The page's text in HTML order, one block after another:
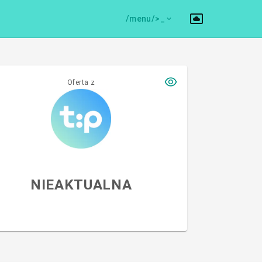
/menu/>
Oferta z
NIEAKTUALNA